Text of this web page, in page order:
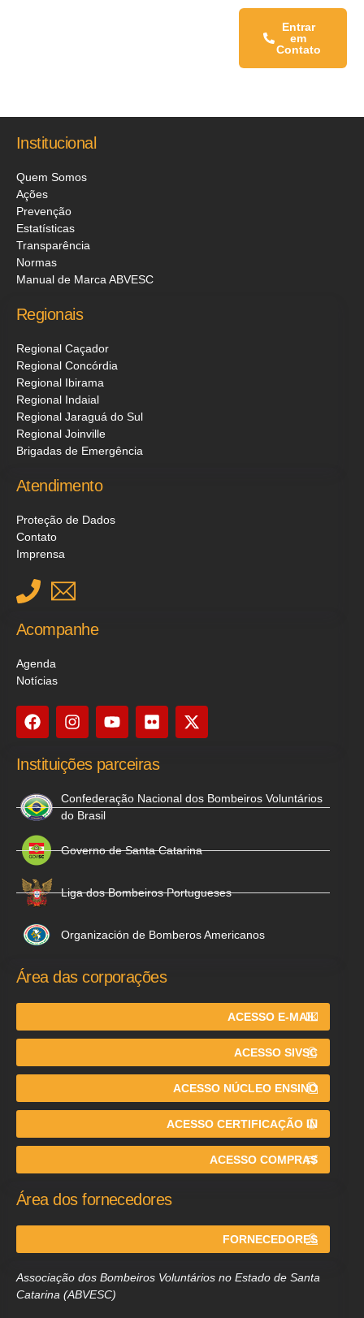
Entrar
em
Contato
Institucional
Quem Somos
Ações
Prevenção
Estatísticas
Transparência
Normas
Manual de Marca ABVESC
Regionais
Regional Caçador
Regional Concórdia
Regional Ibirama
Regional Indaial
Regional Jaraguá do Sul
Regional Joinville
Brigadas de Emergência
Atendimento
Proteção de Dados
Contato
Imprensa
Acompanhe
Agenda
Notícias
Instituições parceiras
Confederação Nacional dos Bombeiros Voluntários
do Brasil
Governo de Santa Catarina
Liga dos Bombeiros Portugueses
Organización de Bomberos Americanos
Área das corporações
ACESSO E-MAIL
ACESSO SIVSC
ACESSO NÚCLEO ENSINO
ACESSO CERTIFICAÇÃO IN
ACESSO COMPRAS
Área dos fornecedores
FORNECEDORES
Associação dos Bombeiros Voluntários no Estado de Santa
Catarina (ABVESC)